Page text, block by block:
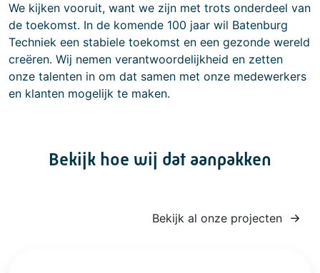
We kijken vooruit, want we zijn met trots onderdeel van
de toekomst. In de komende 100 jaar wil Batenburg
Techniek een stabiele toekomst en een gezonde wereld
creëren. Wij nemen verantwoordelijkheid en zetten
onze talenten in om dat samen met onze medewerkers
en klanten mogelijk te maken.
Bekijk hoe wij dat aanpakken
Bekijk al onze projecten